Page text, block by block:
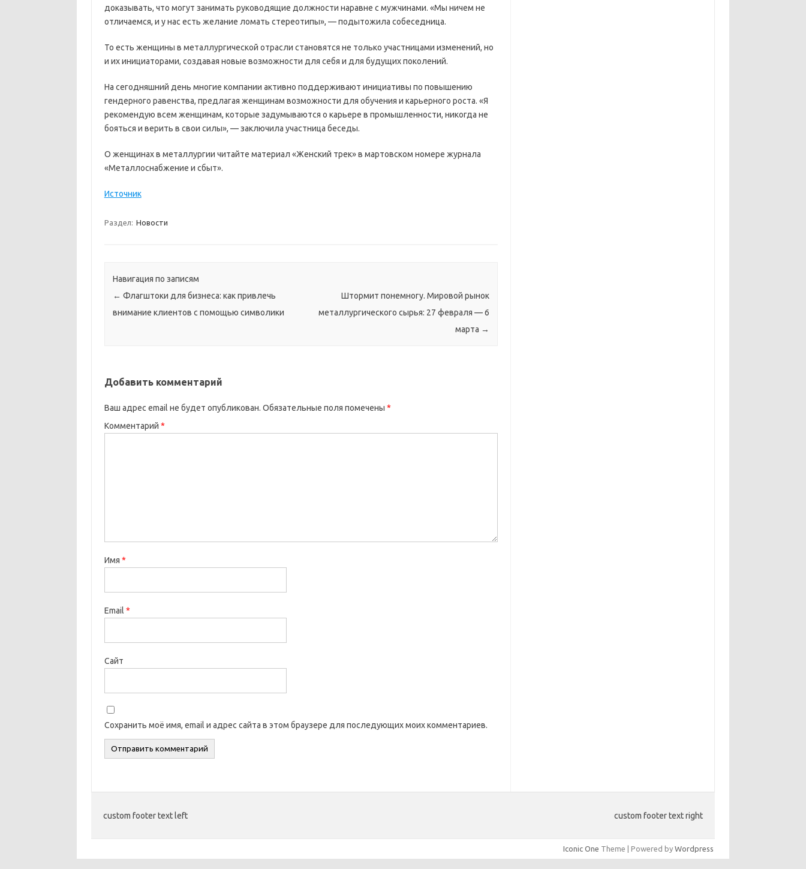
доказывать, что могут занимать руководящие должности наравне с мужчинами. «Мы ничем не
отличаемся, и у нас есть желание ломать стереотипы», — подытожила собеседница.
То есть женщины в металлургической отрасли становятся не только участницами изменений, но
и их инициаторами, создавая новые возможности для себя и для будущих поколений.
На сегодняшний день многие компании активно поддерживают инициативы по повышению
гендерного равенства, предлагая женщинам возможности для обучения и карьерного роста. «Я
рекомендую всем женщинам, которые задумываются о карьере в промышленности, никогда не
бояться и верить в свои силы», — заключила участница беседы.
О женщинах в металлургии читайте материал «Женский трек» в мартовском номере журнала
«Металлоснабжение и сбыт».
Источник
Раздел: Новости
Навигация по записям
← Флагштоки для бизнеса: как привлечь
внимание клиентов с помощью символики
Штормит понемногу. Мировой рынок
металлургического сырья: 27 февраля — 6
марта →
Добавить комментарий
Ваш адрес email не будет опубликован. Обязательные поля помечены *
Комментарий *
Имя *
Email *
Сайт
Сохранить моё имя, email и адрес сайта в этом браузере для последующих моих комментариев.
custom footer text left custom footer text right
Iconic One Theme | Powered by Wordpress